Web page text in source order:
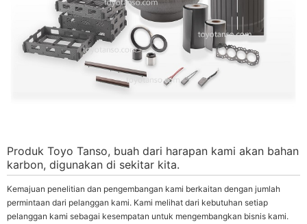
Produk Toyo Tanso, buah dari harapan kami akan bahan
karbon, digunakan di sekitar kita.
Kemajuan penelitian dan pengembangan kami berkaitan dengan jumlah
permintaan dari pelanggan kami. Kami melihat dari kebutuhan setiap
pelanggan kami sebagai kesempatan untuk mengembangkan bisnis kami.